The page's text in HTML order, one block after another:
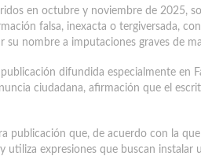
en octubre y noviembre de 2025,
falsa, inexacta o tergiversada,
su nombre a imputaciones graves de
difundida especialmente en
ciudadana, afirmación que el
publicación que, de acuerdo con la
expresiones que buscan instalar